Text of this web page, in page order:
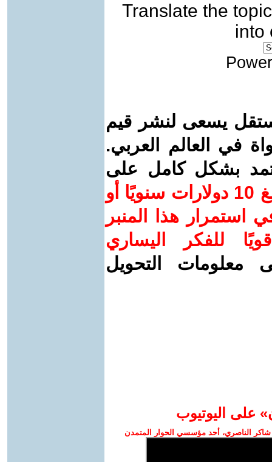
Translate the topic
into
يسعى لنشر قيم
في العالم العربي.
بشكل كامل على
ساهم/ي معنا! بدعمكم بمبلغ 10 دولارات سنويًا أو
استمرار هذا المنبر
للفكر اليساري
معلومات التحويل
على اليوتيوب
الناصري، أحد مؤسسي الحوار المتمدن